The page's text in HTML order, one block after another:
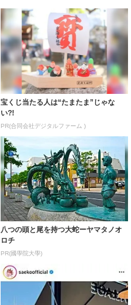
宝くじ当たる人は“たまたま”じゃな
い?!
PR(合同会社デジタルファーム )
八つの頭と尾を持つ大蛇ーヤマタノオ
ロチ
PR(國學院大學)